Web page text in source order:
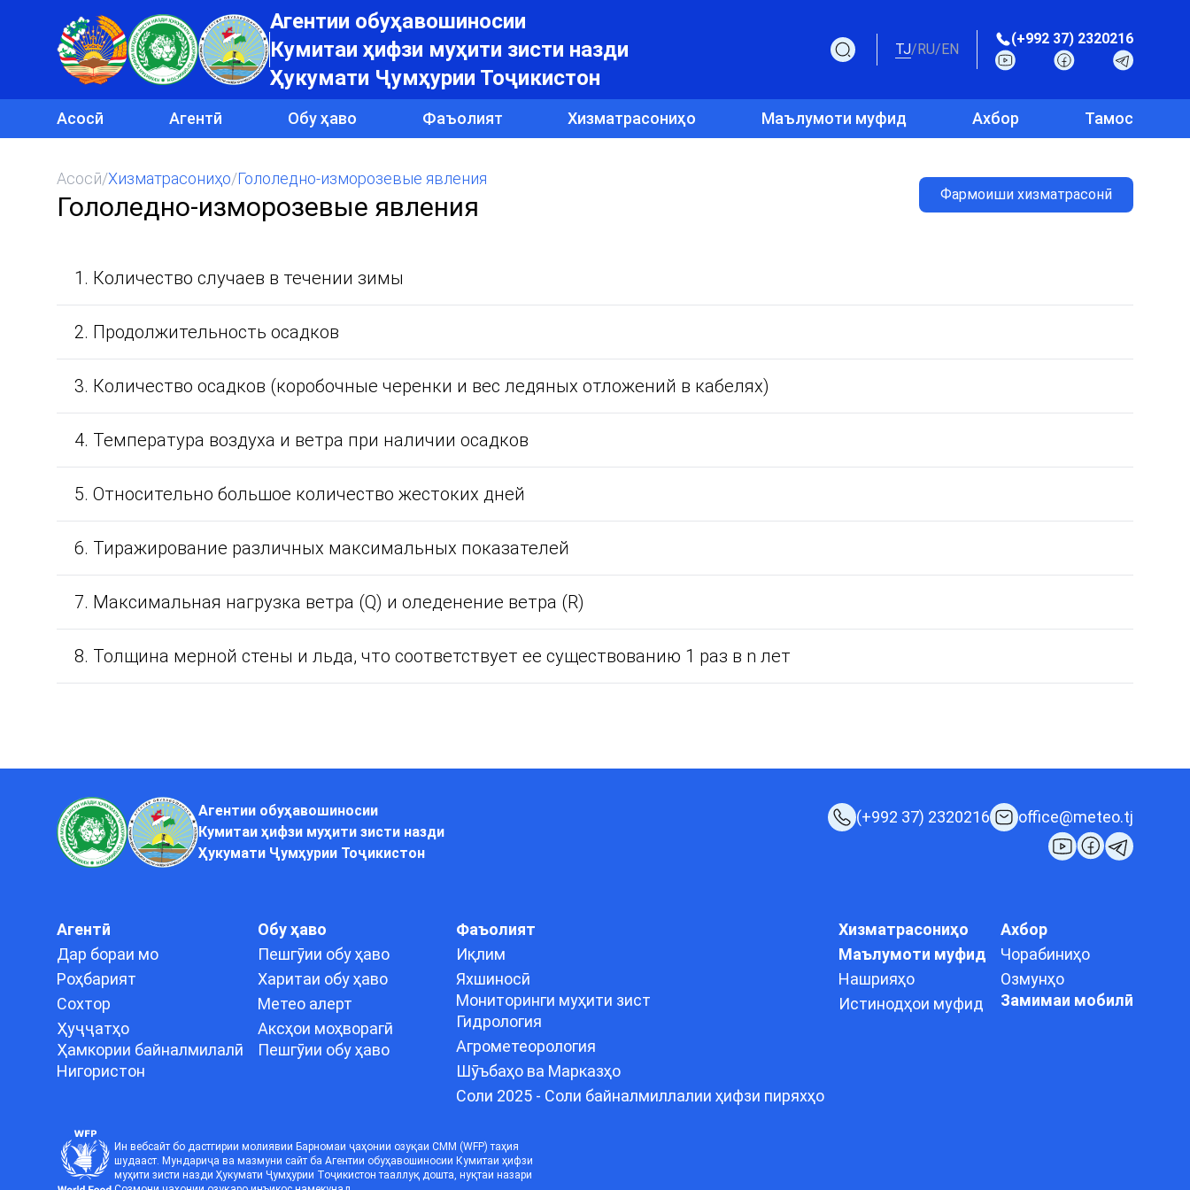
Агентии обуҳавошиносии
Кумитаи ҳифзи муҳити зисти назди
Ҳукумати Ҷумҳурии Тоҷикистон
TJ/RU/EN
(+992 37) 2320216
Асосӣ Агентӣ Обу ҳаво Фаъолият Хизматрасониҳо Маълумоти муфид Ахбор Тамос
Асосӣ/Хизматрасониҳо/Гололедно-изморозевые явления
Гололедно-изморозевые явления Фармоиши хизматрасонӣ
1. Количество случаев в течении зимы
2. Продолжительность осадков
3. Количество осадков (коробочные черенки и вес ледяных отложений в кабелях)
4. Температура воздуха и ветра при наличии осадков
5. Относительно большое количество жестоких дней
6. Тиражирование различных максимальных показателей
7. Максимальная нагрузка ветра (Q) и оледенение ветра (R)
8. Толщина мерной стены и льда, что соответствует ее существованию 1 раз в n лет
Агентии обуҳавошиносии
Кумитаи ҳифзи муҳити зисти назди
Ҳукумати Ҷумҳурии Тоҷикистон
(+992 37) 2320216 office@meteo.tj
Агентӣ
Дар бораи мо
Роҳбарият
Сохтор
Ҳуҷҷатҳо
Ҳамкории байналмилалӣ
Нигористон
Обу ҳаво
Пешгӯии обу ҳаво
Харитаи обу ҳаво
Метео алерт
Аксҳои моҳворагӣ
Пешгӯии обу ҳаво
Фаъолият
Иқлим
Яхшиносӣ
Мониторинги муҳити зист
Гидрология
Агрометеорология
Шӯъбаҳо ва Марказҳо
Соли 2025 - Соли байналмиллалии ҳифзи пиряхҳо
Хизматрасониҳо
Маълумоти муфид
Нашрияҳо
Истинодҳои муфид
Ахбор
Чорабиниҳо
Озмунҳо
Замимаи мобилӣ
Ин вебсайт бо дастгирии молиявии Барномаи ҷаҳонии озуқаи СММ (WFP) таҳия
шудааст. Мундариҷа ва мазмуни сайт ба Агентии обуҳавошиносии Кумитаи ҳифзи
муҳити зисти назди Ҳукумати Ҷумҳурии Тоҷикистон тааллуқ дошта, нуқтаи назари